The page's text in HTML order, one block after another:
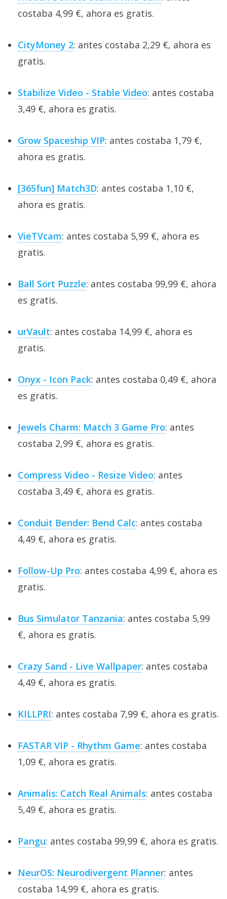
costaba 4,99 €, ahora es gratis.
CityMoney 2: antes costaba 2,29 €, ahora es
gratis.
Stabilize Video - Stable Video: antes costaba
3,49 €, ahora es gratis.
Grow Spaceship VIP: antes costaba 1,79 €,
ahora es gratis.
[365fun] Match3D: antes costaba 1,10 €,
ahora es gratis.
VieTVcam: antes costaba 5,99 €, ahora es
gratis.
Ball Sort Puzzle: antes costaba 99,99 €, ahora
es gratis.
urVault: antes costaba 14,99 €, ahora es
gratis.
Onyx - Icon Pack: antes costaba 0,49 €, ahora
es gratis.
Jewels Charm: Match 3 Game Pro: antes
costaba 2,99 €, ahora es gratis.
Compress Video - Resize Video: antes
costaba 3,49 €, ahora es gratis.
Conduit Bender: Bend Calc: antes costaba
4,49 €, ahora es gratis.
Follow-Up Pro: antes costaba 4,99 €, ahora es
gratis.
Bus Simulator Tanzania: antes costaba 5,99
€, ahora es gratis.
Crazy Sand - Live Wallpaper: antes costaba
4,49 €, ahora es gratis.
KILLPRI: antes costaba 7,99 €, ahora es gratis.
FASTAR VIP - Rhythm Game: antes costaba
1,09 €, ahora es gratis.
Animalis: Catch Real Animals: antes costaba
5,49 €, ahora es gratis.
Pangu: antes costaba 99,99 €, ahora es gratis.
NeurOS: Neurodivergent Planner: antes
costaba 14,99 €, ahora es gratis.